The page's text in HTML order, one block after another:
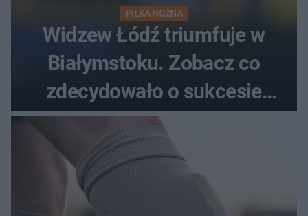
PIŁKA NOŻNA
Widzew Łódź triumfuje w
Białymstoku. Zobacz co
zdecydowało o sukcesie
gości